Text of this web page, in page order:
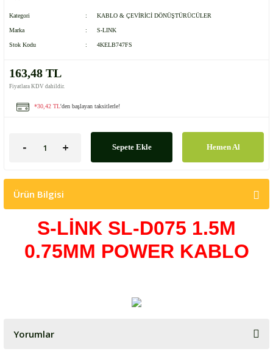
Kategori KABLO & ÇEVİRİCİ DÖNÜŞTÜRÜCÜLER
Marka S-LINK
Stok Kodu 4KELB747FS
163,48 TL
Fiyatlara KDV dahildir.
*30,42 TL'den başlayan taksitlerle!
Sepete Ekle Hemen Al
Ürün Bilgisi
S-LİNK SL-D075 1.5M
0.75MM POWER KABLO
Yorumlar